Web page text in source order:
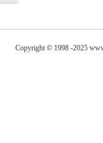
Copyright © 1998 -2025